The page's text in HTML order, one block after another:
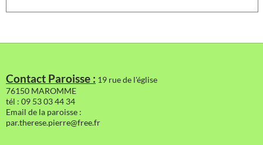
Contact Paroisse : 19 rue de l'église
76150 MAROMME
tél : 09 53 03 44 34
Email de la paroisse :
par.therese.pierre@free.fr